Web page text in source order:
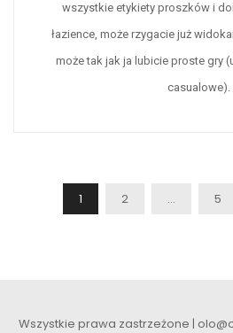
wszystkie etykiety proszków i
łazience, może rzygacie już
może tak jak ja lubicie proste gry
casualowe).
Stronicowanie
Wpisów
1 2 … 5
Wszystkie prawa zastrzeżone |